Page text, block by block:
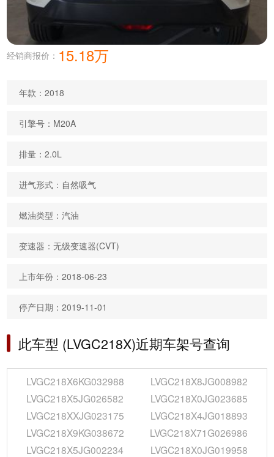
经销商报价： 15.18万
年款：2018
引擎号：M20A
排量：2.0L
进气形式：自然吸气
燃油类型：汽油
变速器：无级变速器(CVT)
上市年份：2018-06-23
停产日期：2019-11-01
此车型 (LVGC218X)近期车架号查询
LVGC218X6KG032988
LVGC218X8JG008982
LVGC218X5JG026582
LVGC218X0JG023685
LVGC218XXJG023175
LVGC218X4JG018893
LVGC218X9KG038672
LVGC218X71G026986
LVGC218X5JG002234
LVGC218X0JG019958